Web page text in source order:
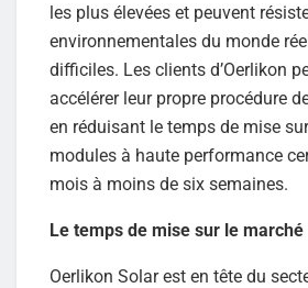
les plus élevées et peuvent
environnementales du monde
difficiles. Les clients d’Oerlikon
accélérer leur propre procédure
en réduisant le temps de mise
modules à haute performance
mois à moins de six semaines.
Le temps de mise sur le
Oerlikon Solar est en tête du